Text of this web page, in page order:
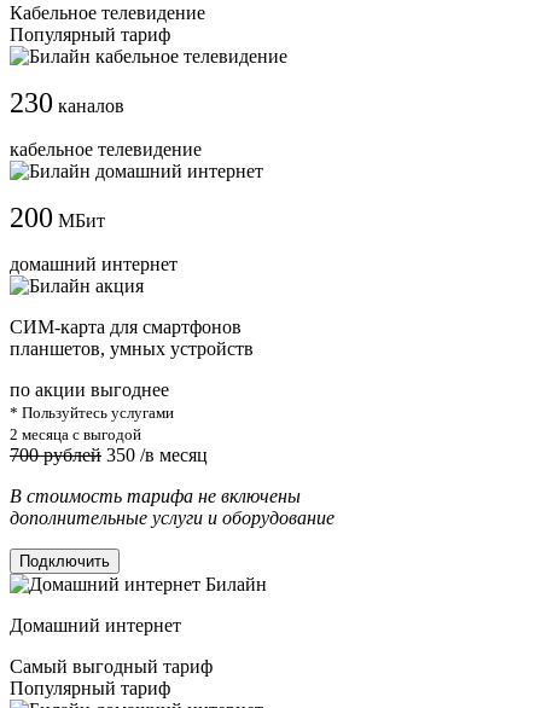
Кабельное телевидение
Популярный тариф
230 каналов
кабельное телевидение
200 МБит
домашний интернет
СИМ-карта для смартфонов
планшетов, умных устройств
по акции выгоднее
* Пользуйтесь услугами
2 месяца с выгодой
700 рублей 350 /в месяц
В стоимость тарифа не включены
дополнительные услуги и оборудование
Подключить
Домашний интернет
Самый выгодный тариф
Популярный тариф